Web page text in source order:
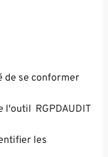
de se conformer
l'outil RGPDAUDIT
les